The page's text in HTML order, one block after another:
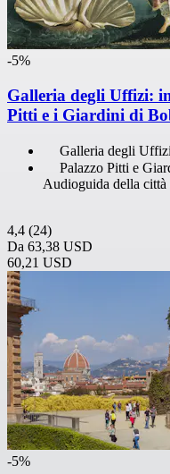
-5%
Galleria degli Uffizi:
Pitti e i Giardini di
Galleria degli
Palazzo Pitti e
Audioguida della città
4,4 (24)
Da 63,38 USD
60,21 USD
-5%